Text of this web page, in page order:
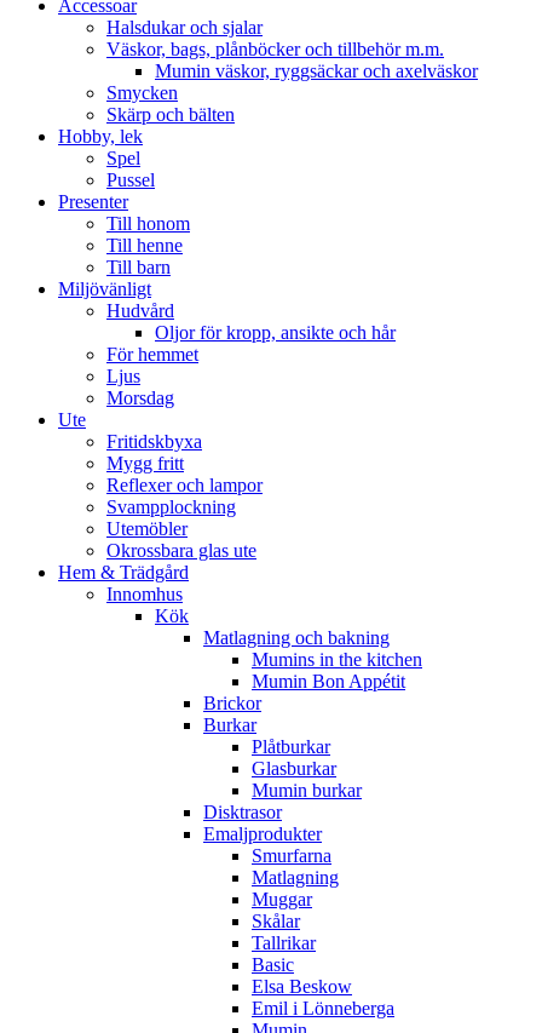
Accessoar
Halsdukar och sjalar
Väskor, bags, plånböcker och tillbehör m.m.
Mumin väskor, ryggsäckar och axelväskor
Smycken
Skärp och bälten
Hobby, lek
Spel
Pussel
Presenter
Till honom
Till henne
Till barn
Miljövänligt
Hudvård
Oljor för kropp, ansikte och hår
För hemmet
Ljus
Morsdag
Ute
Fritidskbyxa
Mygg fritt
Reflexer och lampor
Svampplockning
Utemöbler
Okrossbara glas ute
Hem & Trädgård
Innomhus
Kök
Matlagning och bakning
Mumins in the kitchen
Mumin Bon Appétit
Brickor
Burkar
Plåtburkar
Glasburkar
Mumin burkar
Disktrasor
Emaljprodukter
Smurfarna
Matlagning
Muggar
Skålar
Tallrikar
Basic
Elsa Beskow
Emil i Lönneberga